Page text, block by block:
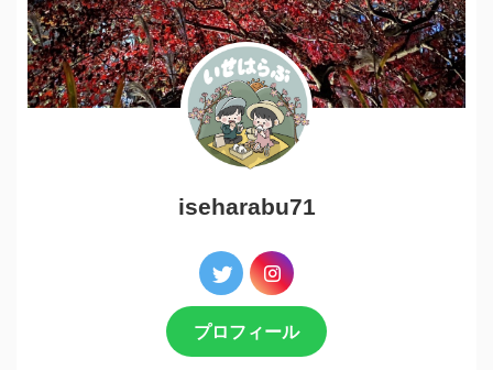
iseharabu71
プロフィール